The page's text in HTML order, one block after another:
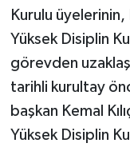
Kurulu
Yüksek Disiplin
görevden
tarihli kurultay
başkan Kemal
Yüksek Disiplin